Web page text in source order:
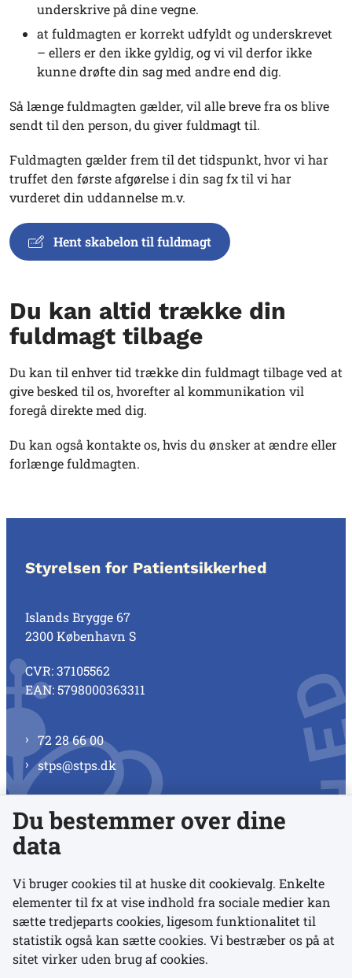
underskrive på dine vegne.
at fuldmagten er korrekt udfyldt og underskrevet
– ellers er den ikke gyldig, og vi vil derfor ikke
kunne drøfte din sag med andre end dig.
Så længe fuldmagten gælder, vil alle breve fra os blive
sendt til den person, du giver fuldmagt til.
Fuldmagten gælder frem til det tidspunkt, hvor vi har
truffet den første afgørelse i din sag fx til vi har
vurderet din uddannelse m.v.
Hent skabelon til fuldmagt
Du kan altid trække din
fuldmagt tilbage
Du kan til enhver tid trække din fuldmagt tilbage ved at
give besked til os, hvorefter al kommunikation vil
foregå direkte med dig.
Du kan også kontakte os, hvis du ønsker at ændre eller
forlænge fuldmagten.
Styrelsen for Patientsikkerhed
Islands Brygge 67
2300 København S
CVR: 37105562
EAN: 5798000363311
72 28 66 00
stps@stps.dk
Se alle kontaktnumre
Links
Udgivelser
Du bestemmer over dine
data
Vi bruger cookies til at huske dit cookievalg. Enkelte
elementer til fx at vise indhold fra sociale medier kan
sætte tredjeparts cookies, ligesom funktionalitet til
statistik også kan sætte cookies. Vi bestræber os på at
sitet virker uden brug af cookies.